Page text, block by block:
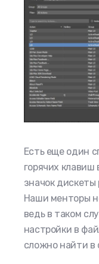
Есть еще один
горячих
значок дискеты
Наши менторы
ведь в таком
настройки в
сложно найти в